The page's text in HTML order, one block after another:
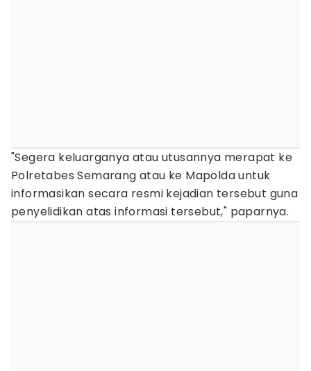
"Segera keluarganya atau utusannya merapat ke
Polretabes Semarang atau ke Mapolda untuk
informasikan secara resmi kejadian tersebut guna
penyelidikan atas informasi tersebut," paparnya.